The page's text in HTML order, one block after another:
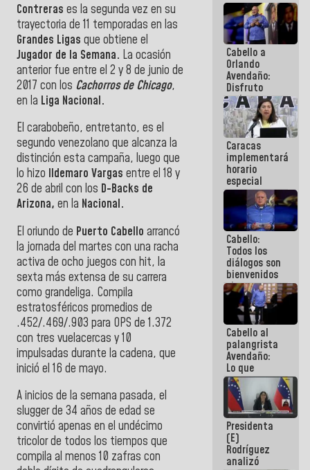
Contreras es la segunda vez en su
trayectoria de 11 temporadas en las
Grandes Ligas que obtiene el
Jugador de la Semana. La ocasión
anterior fue entre el 2 y 8 de junio de
2017 con los Cachorros de Chicago,
en la Liga Nacional.
El carabobeño, entretanto, es el
segundo venezolano que alcanza la
distinción esta campaña, luego que
lo hizo Ildemaro Vargas entre el 18 y
26 de abril con los D-Backs de
Arizona, en la Nacional.
El oriundo de Puerto Cabello arrancó
la jornada del martes con una racha
activa de ocho juegos con hit, la
sexta más extensa de su carrera
como grandeliga. Compila
estratosféricos promedios de
.452/.469/.903 para OPS de 1.372
con tres vuelacercas y 10
impulsadas durante la cadena, que
inició el 16 de mayo.
A inicios de la semana pasada, el
slugger de 34 años de edad se
convirtió apenas en el undécimo
tricolor de todos los tiempos que
compila al menos 10 zafras con
Cabello a
Orlando
Avendaño:
Disfruto
cada vez
que escribes
porque lo
que haces
es
embarrarla
Caracas
implementará
horario
especial
para
adaptarse
al plan de
ahorro
energético
Cabello:
Todos los
diálogos son
bienvenidos
siempre que
estén en el
marco de la
Constitución
de la
República
Cabello al
palangrista
Avendaño:
Lo que
vayas a
escribir
hazlo hoy
por que no
sabemos si
la semana
que viene
hay
Presidenta
(E)
Rodríguez
analizó